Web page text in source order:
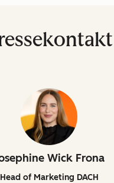
Wick Frona
Head of Marketing DACH